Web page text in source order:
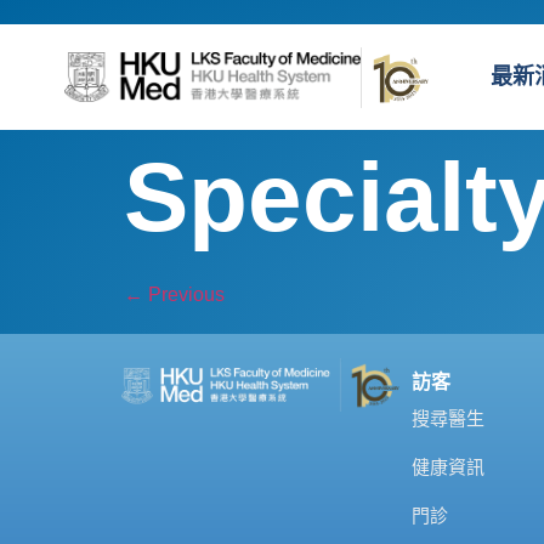
最新
← Previous
訪客
搜尋醫生
健康資訊
門診